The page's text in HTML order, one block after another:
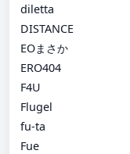
diletta
DISTANCE
EOまさか
ERO404
F4U
Flugel
fu-ta
Fue